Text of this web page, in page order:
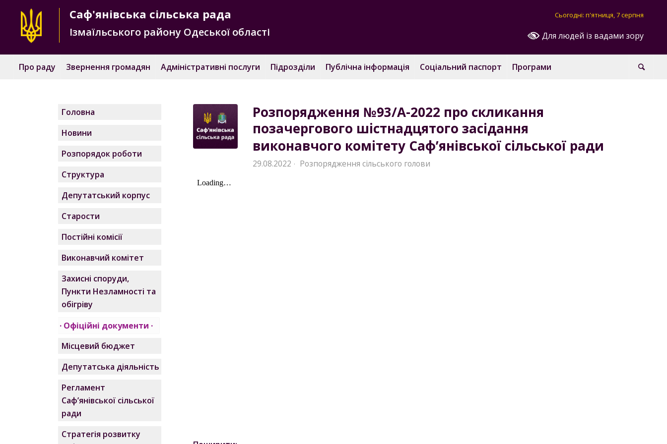
Для людей із вадами зору
Сьогодні: п'ятниця, 7 серпня
Саф'янівська сільська рада
Ізмаїльського району Одеської області
Про раду Звернення громадян Адміністративні послуги Підрозділи Публічна інформація Соціальний паспорт Програми
Розпорядження №93/A-2022 про скликання
позачергового шістнадцятого засідання
виконавчого комітету Саф’янівської сільської ради
29.08.2022 · Розпорядження сільського голови
Головна
Новини
Розпорядок роботи
Структура
Депутатський корпус
Старости
Постійні комісії
Виконавчий комітет
Захисні споруди,
Пункти Незламності та
обігріву
Офіційні документи
Місцевий бюджет
Депутатська діяльність
Регламент
Саф’янівської сільської
ради
Стратегія розвитку